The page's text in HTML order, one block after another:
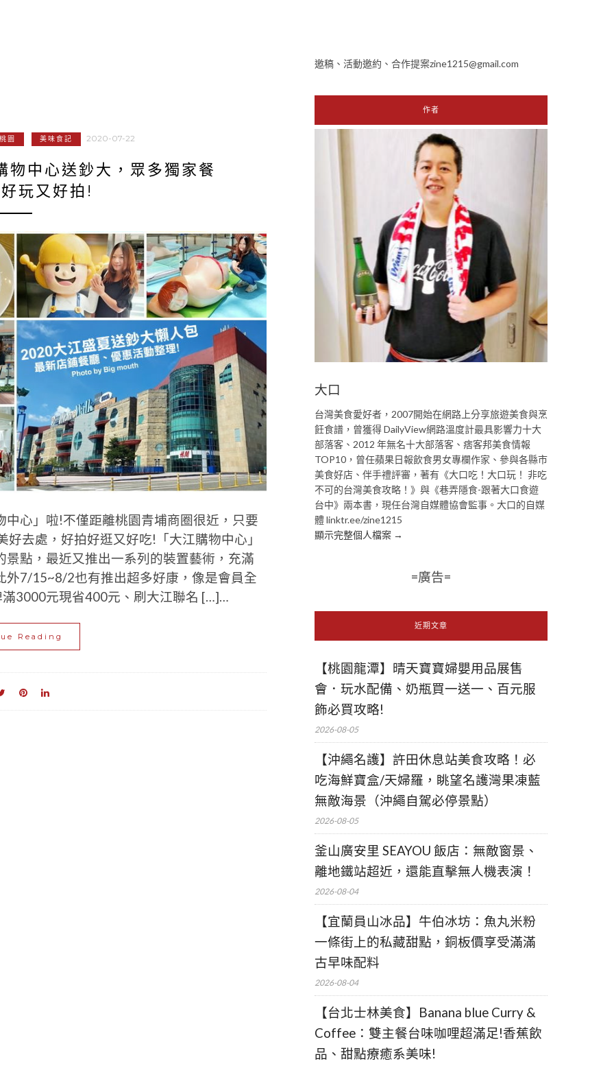
桃園 美味食記 2020-07-22
物中心送鈔大，眾多獨家餐
玩又好拍!
心」啦!不僅距離桃園青埔商圈很近，只要
去處，好拍好逛又好吃!「大江購物中心」
點，最近又推出一系列的裝置藝術，充滿
外7/15~8/2也有推出超多好康，像是會員全
3000元現省400元、刷大江聯名 […]…
Reading
邀稿、活動邀約、合作提案zine1215@gmail.com
作者
大口
台灣美食愛好者，2007開始在網路上分享旅遊美食與烹
飪食譜，曾獲得 DailyView網路溫度計最具影響力十大
部落客、2012 年無名十大部落客、痞客邦美食情報
TOP10，曾任蘋果日報飲食男女專欄作家、參與各縣市
美食好店、伴手禮評審，著有《大口吃！大口玩！ 非吃
不可的台灣美食攻略！》與《巷弄隱食-跟著大口食遊
台中》兩本書，現任台灣自媒體協會監事。大口的自媒
體 linktr.ee/zine1215
顯示完整個人檔案 →
=廣告=
近期文章
【桃園龍潭】晴天寶寶婦嬰用品展售
會．玩水配備、奶瓶買一送一、百元服
飾必買攻略!
2026-08-05
【沖繩名護】許田休息站美食攻略！必
吃海鮮寶盒/天婦羅，眺望名護灣果凍藍
無敵海景（沖繩自駕必停景點）
2026-08-05
釜山廣安里 SEAYOU 飯店：無敵窗景、
離地鐵站超近，還能直擊無人機表演！
2026-08-04
【宜蘭員山冰品】牛伯冰坊：魚丸米粉
一條街上的私藏甜點，銅板價享受滿滿
古早味配料
2026-08-04
【台北士林美食】Banana blue Curry &
Coffee：雙主餐台味咖哩超滿足!香蕉飲
品、甜點療癒系美味!